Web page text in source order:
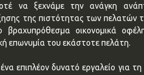
να ξεχνάμε την ανάγκη
της πιστότητας των πελατών
βραχυπρόθεσμα οικονομικά
επωνυμία του εκάστοτε πελάτη.
επιπλέον δυνατό εργαλείο για